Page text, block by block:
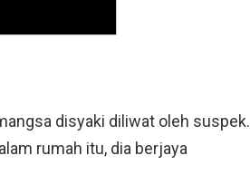
disyaki diliwat oleh suspek.
rumah itu, dia berjaya